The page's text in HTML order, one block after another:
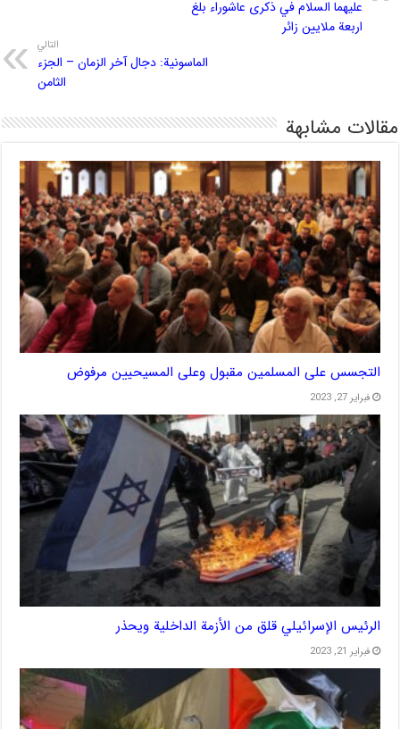
عليهما السلام في ذكرى عاشوراء بلغ
اربعة ملايين زائر
التالي
الماسونية: دجال آخر الزمان – الجزء
الثامن
مقالات مشابهة
التجسس على المسلمين مقبول وعلى المسيحيين مرفوض
فبراير 27, 2023
الرئيس الإسرائيلي قلق من الأزمة الداخلية ويحذر
فبراير 21, 2023